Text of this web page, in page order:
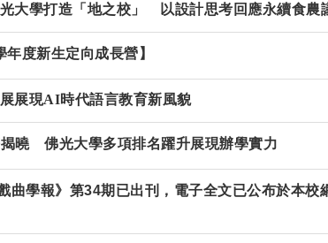
大學打造「地之校」 以設計思考回應永續食農
年度新生定向成長營】
展現AI時代語言教育新風貌
揭曉 佛光大學多項排名躍升展現辦學實力
曲學報》第34期已出刊，電子全文已公布於本校